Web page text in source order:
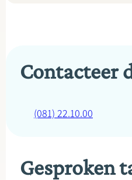
Contacteer
(081) 22.10.00
Gesproken